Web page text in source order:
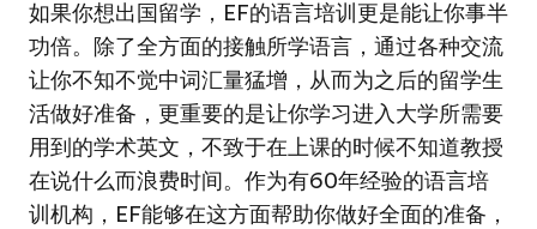
如果你想出国留学，EF的语言培训更是能让你事半
功倍。除了全方面的接触所学语言，通过各种交流
让你不知不觉中词汇量猛增，从而为之后的留学生
活做好准备，更重要的是让你学习进入大学所需要
用到的学术英文，不致于在上课的时候不知道教授
在说什么而浪费时间。作为有60年经验的语言培
训机构，EF能够在这方面帮助你做好全面的准备，